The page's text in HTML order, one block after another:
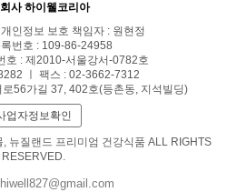
사 하이웰코리아
인정보 보호 책임자 : 원현정
번호 : 109-86-24958
호 : 제2010-서울강서-0782호
ㅣ 팩스 : 02-3662-7312
56가길 37, 402호(등촌동, 지석빌딩)
업자정보확인
뉴질랜드 프리미엄 건강식품 ALL RIGHTS
RESERVED.